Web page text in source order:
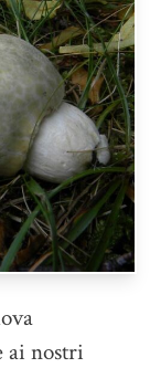
ai nostri